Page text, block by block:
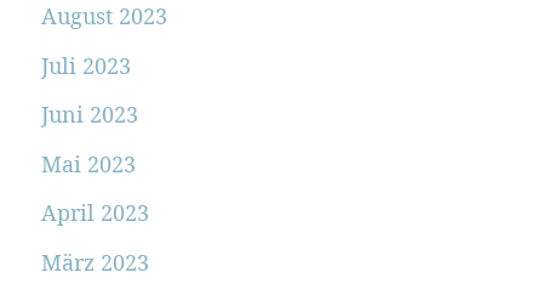
August 2023
Juli 2023
Juni 2023
Mai 2023
April 2023
März 2023